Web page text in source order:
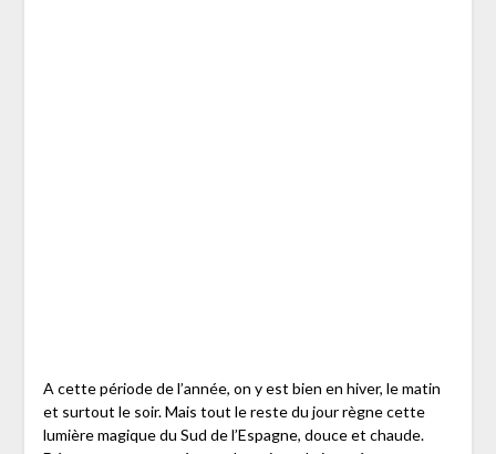
A cette période de l’année, on y est bien en hiver, le matin
et surtout le soir. Mais tout le reste du jour règne cette
lumière magique du Sud de l’Espagne, douce et chaude.